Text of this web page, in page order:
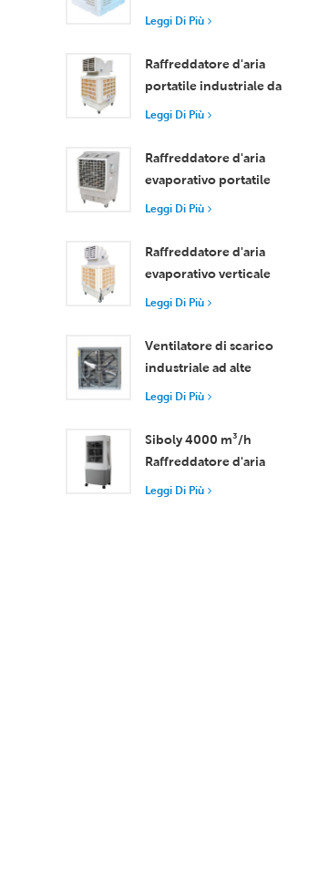
dimensioni
evaporativo industriale
Leggi Di Più
Raffreddatore d'aria
portatile industriale da
18000 m³/h con
raffreddamento di
grandi spazi
Leggi Di Più
Raffreddatore d'aria
evaporativo portatile
ad alta efficienza da
telecomando
Leggi Di Più
Raffreddatore d'aria
evaporativo verticale
con ruote e
d'aria 18000 m³/h
Leggi Di Più
Ventilatore di scarico
industriale ad alte
prestazioni con flusso
per una ventilazione
superiore
Leggi Di Più
Siboly 4000 m³/h
Raffreddatore d'aria
portatile industriale
Leggi Di Più